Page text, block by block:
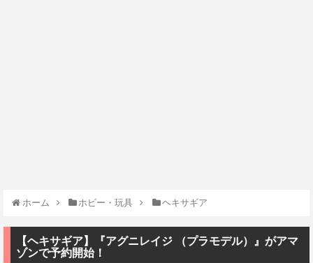
ホーム ホビー・玩具 ヘキサギア
【ヘキサギア】『アグニレイジ （プラモデル）』がアマ
ゾンで予約開始！